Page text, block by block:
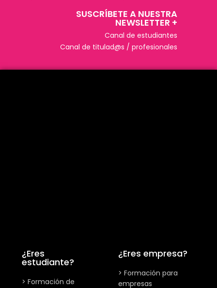
SUSCRÍBETE A NUESTRA
NEWSLETTER +​
Canal de estudiantes
Canal de titulad@s / profesionales
¿Eres
estudiante?
> Formación de
¿Eres empresa?
> Formación para
empresas